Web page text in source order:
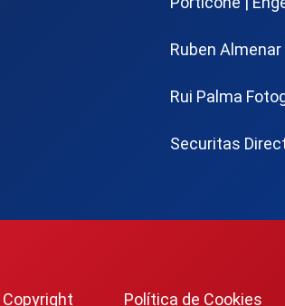
Ruben
Rui Palma
Securitas
Copyright Política de Cookies